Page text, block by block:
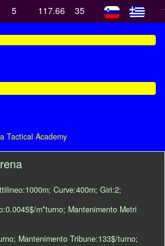
5 117.66 35
Tactical Academy
Curve:400m; Giri:2;
m*turno; Mantenimento Metri
Mantenimento Tribune:133$/turno;